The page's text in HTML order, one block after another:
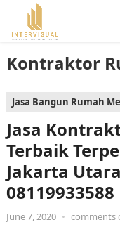
Kontraktor
Jasa Bangun Rumah
Jasa
Terbaik
Jakarta
08119933588
June 7, 2020 • comments